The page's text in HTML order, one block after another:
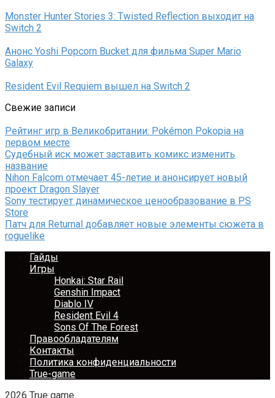
Monster Hunter Stories 3: Twisted Reflection выходит на
Switch 2
Анонс Yoshi Popcorn Bucket для фильма Super Mario
Galaxy
Resident Evil Requiem вышел на Switch 2
Свежие записи
Рейтинг игр в Великобритании: Pokémon Pokopia на
первом месте
Судебный иск может заставить комикс изменить
название
Nihon Falcom отмечает 45-летие и анонсирует новый
проект Dragon Slayer
Sony тестирует динамическое ценообразование в PS
Store
Патч для Returnal добавляет новые элементы сюжета в
roguelike
Гайды
Игры
Honkai: Star Rail
Genshin Impact
Diablo IV
Resident Evil 4
Sons Of The Forest
Правообладателям
Контакты
Политика конфиденциальности
True-game
2026 True game